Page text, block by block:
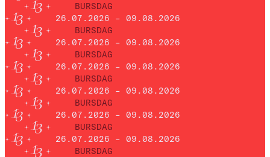
BURSDAG
26.07.2026 – 09.08.2026
BURSDAG
26.07.2026 – 09.08.2026
BURSDAG
26.07.2026 – 09.08.2026
BURSDAG
26.07.2026 – 09.08.2026
BURSDAG
26.07.2026 – 09.08.2026
BURSDAG
26.07.2026 – 09.08.2026
BURSDAG